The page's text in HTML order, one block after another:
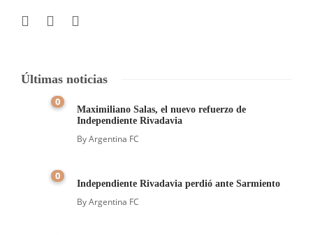
Últimas noticias
0
Maximiliano Salas, el nuevo refuerzo de
Independiente Rivadavia
ByArgentina FC
0
Independiente Rivadavia perdió ante Sarmiento
ByArgentina FC